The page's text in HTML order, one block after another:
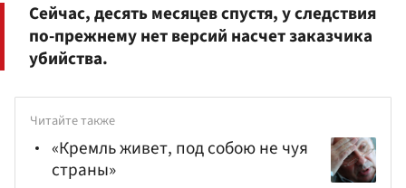
Сейчас, десять месяцев спустя, у следствия
по-прежнему нет версий насчет заказчика
убийства.
Читайте также
«Кремль живет, под собою не чуя
страны»